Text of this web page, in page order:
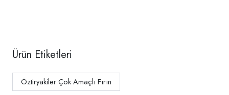
Ürün Etiketleri
Öztiryakiler Çok Amaçlı Fırın